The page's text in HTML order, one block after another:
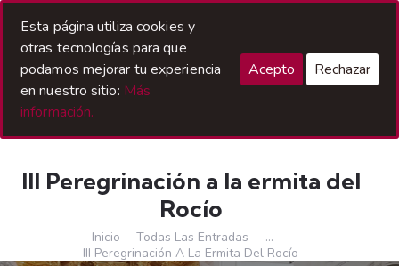
III Peregrinación a la ermita del
Rocío
Inicio Todas Las Entradas
...
III Peregrinación A La Ermita Del Rocío
Esta página utiliza cookies y
otras tecnologías para que
podamos mejorar tu experiencia
en nuestro sitio: Más
información.
Acepto Rechazar